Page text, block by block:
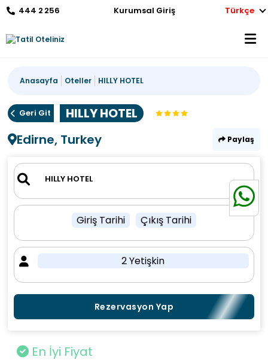
444 2 256 Kurumsal Giriş Türkçe
Anasayfa Oteller HILLY HOTEL
Geri Git
HILLY HOTEL
Edirne, Turkey
Paylaş
Giriş Tarihi Çıkış Tarihi
2 Yetişkin
Rezervasyon Yap
En İyi Fiyat